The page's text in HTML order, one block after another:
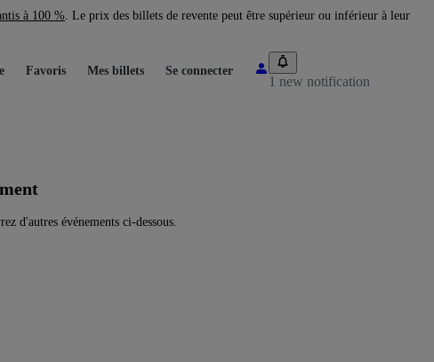
à 100 %. Le prix des billets de revente peut être supérieur ou inférieur à leur
Favoris Mes billets Se connecter
1 new notification
d'autres événements ci-dessous.